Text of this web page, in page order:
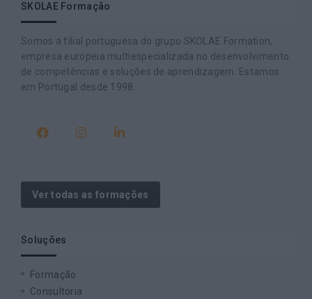
SKOLAE Formação
Somos a filial portuguesa do grupo SKOLAE Formation,
empresa europeia multiespecializada no desenvolvimento
de competências e soluções de aprendizagem. Estamos
em Portugal desde 1998.
Ver todas as formações
Soluções
Formação
Consultoria